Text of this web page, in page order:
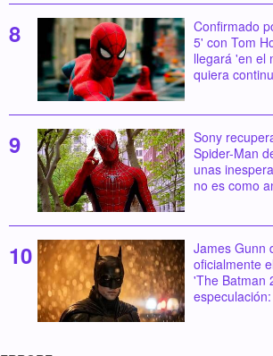
Confirmado
5' con Tom
llegará 'en el
quiera
Sony
Spider-Man
unas
no es como
James Gunn
oficialmente
'The Batman